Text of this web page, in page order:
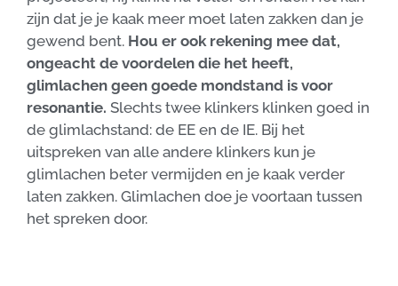
zijn dat je je kaak meer moet laten zakken dan je
gewend bent. Hou er ook rekening mee dat,
ongeacht de voordelen die het heeft,
glimlachen geen goede mondstand is voor
resonantie. Slechts twee klinkers klinken goed in
de glimlachstand: de EE en de IE. Bij het
uitspreken van alle andere klinkers kun je
glimlachen beter vermijden en je kaak verder
laten zakken. Glimlachen doe je voortaan tussen
het spreken door.